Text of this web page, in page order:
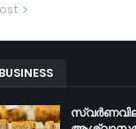
സ്വർണവില